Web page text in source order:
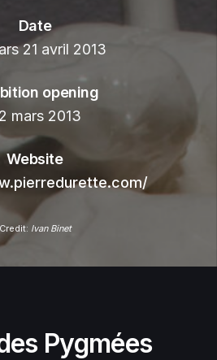
Date
21 avril 2013
opening
mars 2013
Website
Credit: Ivan Binet
Pygmées